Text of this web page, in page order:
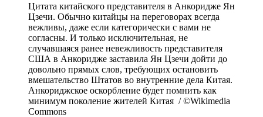
Цитата китайского представителя в Анкоридже Ян
Цзечи. Обычно китайцы на переговорах всегда
вежливы, даже если категорически с вами не
согласны. И только исключительная, не
случавшаяся ранее невежливость представителя
США в Анкоридже заставила Ян Цзечи дойти до
довольно прямых слов, требующих остановить
вмешательство Штатов во внутренние дела Китая.
Анкориджское оскорбление будет помнить как
минимум поколение жителей Китая / ©Wikimedia
Commons